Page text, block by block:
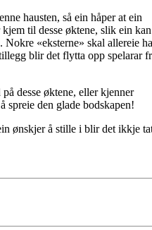
hausten, så ein håper at ein
til desse øktene, slik ein kan
«eksterne» skal allereie ha
blir det flytta opp spelarar
desse øktene, eller kjenner
spreie den glade bodskapen!
ønskjer å stille i blir det ikkje